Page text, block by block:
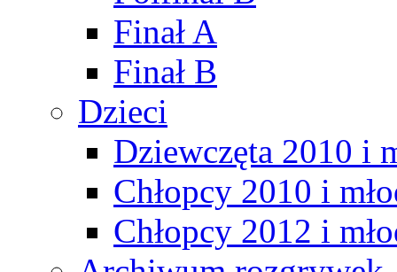
Finał A
Finał B
Dzieci
Dziewczęta 2010 i
Chłopcy 2010 i
Chłopcy 2012 i